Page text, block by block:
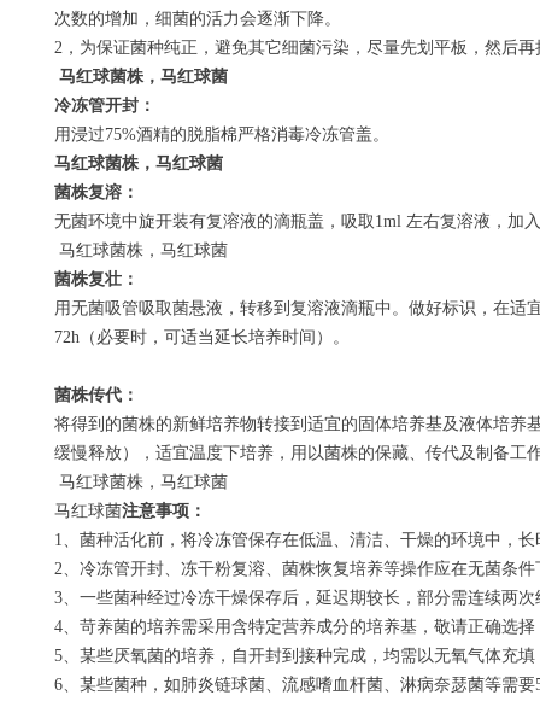
次数的增加，细菌的活力会逐渐下降。
2 ，为保证菌种纯正，避免其它细菌污染，尽量先划平板，然后
马红球菌株，马红球菌
冷冻管开封：
用浸过75%酒精的脱脂棉严格消毒冷冻管盖。
马红球菌株，马红球菌
菌株复溶：
无菌环境中旋开装有复溶液的滴瓶盖，吸取 1ml 左右复溶液，加
马红球菌株，马红球菌
菌株复壮：
用无菌吸管吸取菌悬液，转移到复溶液滴瓶中。做好标识，在适
72h （必要时，可适当延长培养时间）。
菌株传代：
将得到的菌株的新鲜培养物转接到适宜的固体培养基及液体培养
缓慢释放），适宜温度下培养，用以菌株的保藏、传代及制备工
马红球菌株，马红球菌
马红球菌注意事项：
1、菌种活化前，将冷冻管保存在低温、清洁、干燥的环境中，
2、冷冻管开封、冻干粉复溶、菌株恢复培养等操作应在无菌条件
3、一些菌种经过冷冻干燥保存后，延迟期较长，部分需连续两
4、苛养菌的培养需采用含特定营养成分的培养基，敬请正确选
5、某些厌氧菌的培养，自开封到接种完成，均需以无氧气体充
6、某些菌种，如肺炎链球菌、流感嗜血杆菌、淋病奈瑟菌等需要